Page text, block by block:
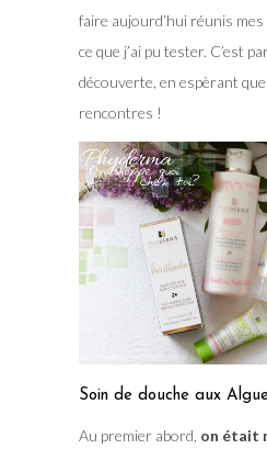
faire aujourd’hui réunis
ce que j’ai pu tester. C’est
découverte, en espèrant
rencontres !
Soin de douche aux
Au premier abord, on était